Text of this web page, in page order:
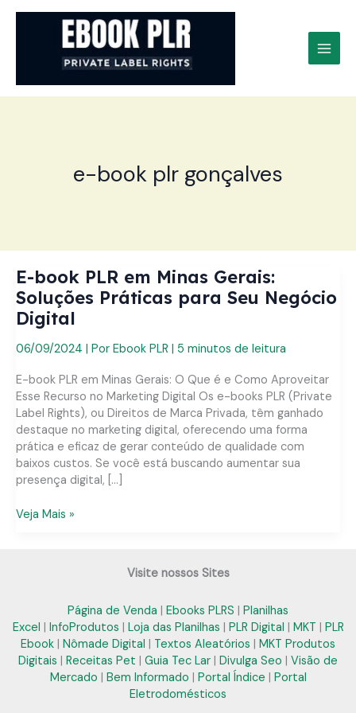
e-book plr gonçalves
E-book PLR em Minas Gerais:
Soluções Práticas para Seu Negócio
Digital
06/09/2024 | Por Ebook PLR 5 minutos de leitura
E-book PLR em Minas Gerais: O Que é e Como Aproveitar
Esse Recurso no Marketing Digital Os e-books PLR (Private
Label Rights), ou Direitos de Marca Privada, têm ganhado
destaque no marketing digital, oferecendo uma forma
prática e eficaz de gerar conteúdo de qualidade com
baixos custos. Se você está buscando aumentar sua
presença digital, […]
E-
Práticas
para
Seu
Negócio
Veja Mais »
Visite nossos Sites
Página de Venda | Ebooks PLRS | Planilhas
Excel | InfoProdutos | Loja das Planilhas | PLR Digital | MKT | PLR
Ebook | Nômade Digital | Textos Aleatórios | MKT Produtos
Digitais | Receitas Pet | Guia Tec Lar | Divulga Seo | Visão de
Mercado | Bem Informado | Portal Índice | Portal
Eletrodomésticos